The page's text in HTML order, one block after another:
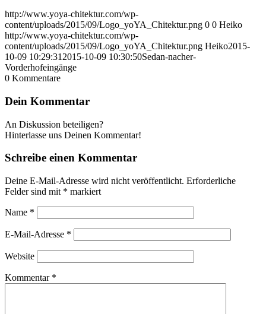
http://www.yoya-chitektur.com/wp-
content/uploads/2015/09/Logo_yoYA_Chitektur.png 0 0 Heiko
http://www.yoya-chitektur.com/wp-
content/uploads/2015/09/Logo_yoYA_Chitektur.png Heiko2015-
10-09 10:29:31 2015-10-09 10:30:50Sedan-nacher-
Vorderhofeingänge
0 Kommentare
Dein Kommentar
An Diskussion beteiligen?
Hinterlasse uns Deinen Kommentar!
Schreibe einen Kommentar
Deine E-Mail-Adresse wird nicht veröffentlicht. Erforderliche
Felder sind mit * markiert
Name *
E-Mail-Adresse *
Website
Kommentar *